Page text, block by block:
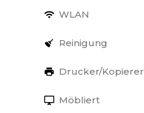
WLAN
Reinigung
Drucker/Kopierer
Möbliert